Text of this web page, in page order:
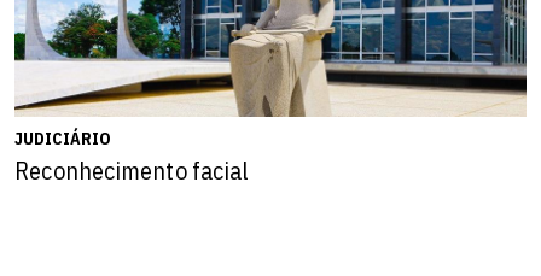
JUDICIÁRIO
Reconhecimento facial